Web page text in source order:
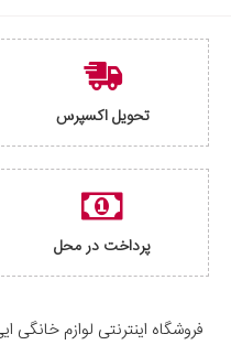
تحویل اکسپرس
پرداخت در محل
فروشگاه اینترنتی لوازم خانگی